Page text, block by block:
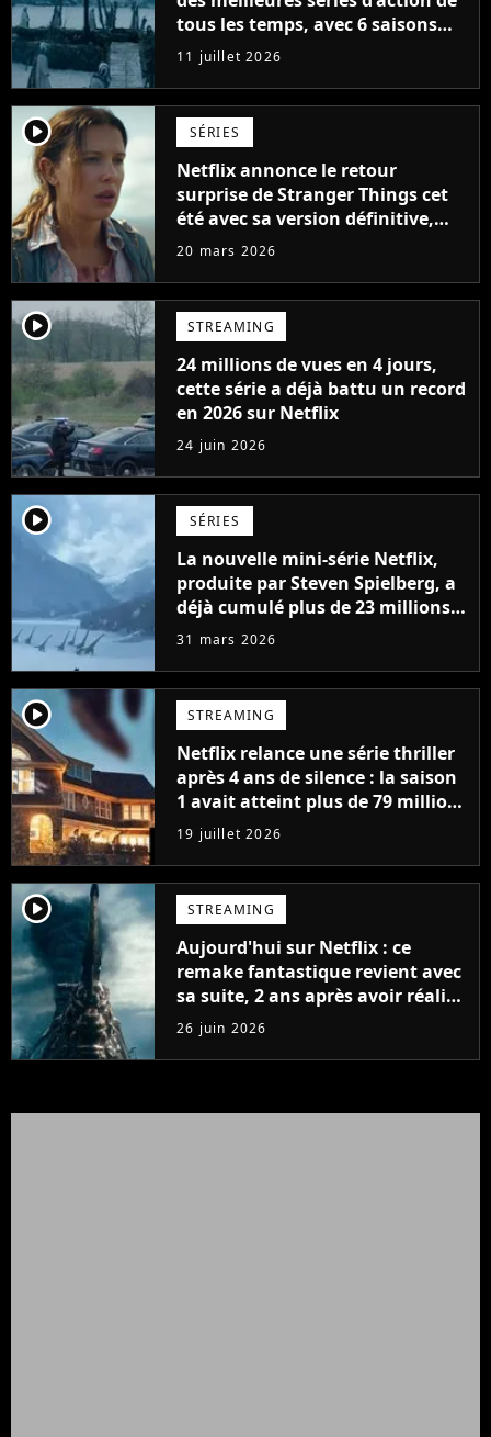
tous les temps, avec 6 saisons
parfaites
11 juillet 2026
player2 SÉRIES
Netflix annonce le retour
surprise de Stranger Things cet
été avec sa version définitive,
une décision historique
20 mars 2026
player2 STREAMING
24 millions de vues en 4 jours,
cette série a déjà battu un record
en 2026 sur Netflix
24 juin 2026
player2 SÉRIES
La nouvelle mini-série Netflix,
produite par Steven Spielberg, a
déjà cumulé plus de 23 millions
de vues
31 mars 2026
player2 STREAMING
Netflix relance une série thriller
après 4 ans de silence : la saison
1 avait atteint plus de 79 millions
de vues
19 juillet 2026
player2 STREAMING
Aujourd'hui sur Netflix : ce
remake fantastique revient avec
sa suite, 2 ans après avoir réalisé
60 millions de vues et régné 6
semaines dans le Top 10
26 juin 2026